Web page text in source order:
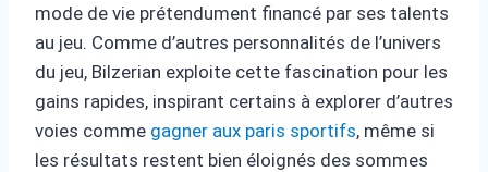
mode de vie prétendument financé par ses talents
au jeu. Comme d’autres personnalités de l’univers
du jeu, Bilzerian exploite cette fascination pour les
gains rapides, inspirant certains à explorer d’autres
voies comme gagner aux paris sportifs, même si
les résultats restent bien éloignés des sommes